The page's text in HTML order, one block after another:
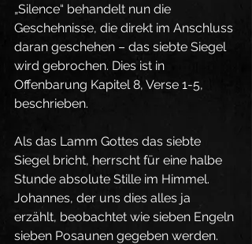
„Silence“ behandelt nun die
Geschehnisse, die direkt im Anschluss
daran geschehen – das siebte Siegel
wird gebrochen. Dies ist in
Offenbarung Kapitel 8, Verse 1-5,
beschrieben.
Als das Lamm Gottes das siebte
Siegel bricht, herrscht für eine halbe
Stunde absolute Stille im Himmel.
Johannes, der uns dies alles ja
erzählt, beobachtet wie sieben Engeln
sieben Posaunen gegeben werden.